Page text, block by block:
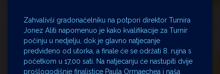
Zahvalivši gradonačelniku na potpori direktor Turnira
Jonez Aliti napomenuo je kako kvalifikacije za Turnir
počinju u nedjelju, dok je glavno natjecanje
predviđeno od utorka, a finale će se održati 8. rujna s
početkom u 17,00 sati. Na natjecanju će nastupiti dvije
prošlogodišnje finalistice Paula Ormaechea i naša